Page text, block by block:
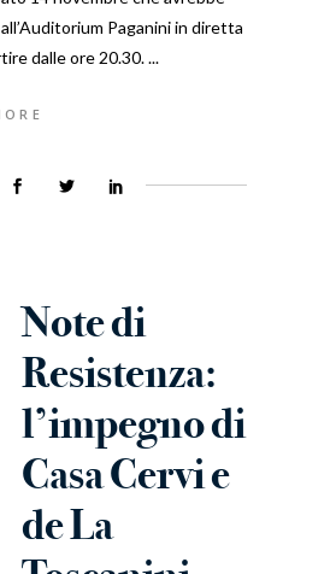
Paganini in diretta
dalle ore 20.30.
Note di
Resistenza:
l’impegno di
Casa Cervi e
de La